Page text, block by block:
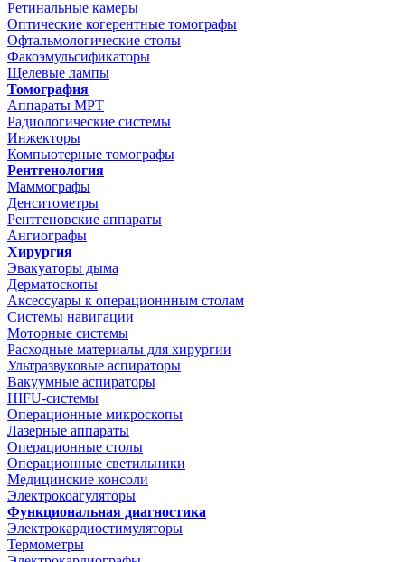
Ретинальные камеры
Оптические когерентные томографы
Офтальмологические столы
Факоэмульсификаторы
Щелевые лампы
Томография
Аппараты МРТ
Радиологические системы
Инжекторы
Компьютерные томографы
Рентгенология
Маммографы
Денситометры
Рентгеновские аппараты
Ангиографы
Хирургия
Эвакуаторы дыма
Дерматоскопы
Аксессуары к операционнным столам
Системы навигации
Моторные системы
Расходные материалы для хирургии
Ультразвуковые аспираторы
Вакуумные аспираторы
HIFU-системы
Операционные микроскопы
Лазерные аппараты
Операционные столы
Операционные светильники
Медицинские консоли
Электрокоагуляторы
Функциональная диагностика
Электрокардиостимуляторы
Термометры